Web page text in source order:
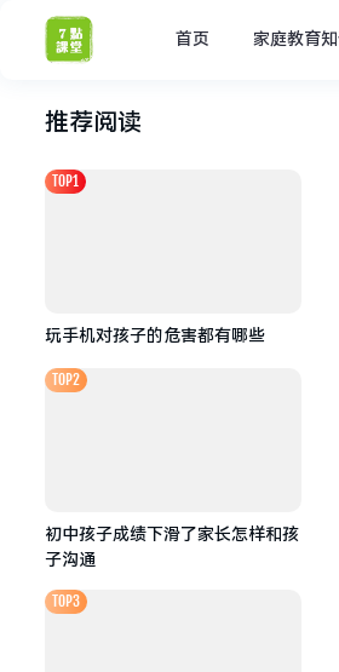
首页 家庭教育
推荐阅读
玩手机对孩子的危害都有哪些
TOP1
初中孩子成绩下滑了家长怎样和孩
子沟通
TOP2
TOP3